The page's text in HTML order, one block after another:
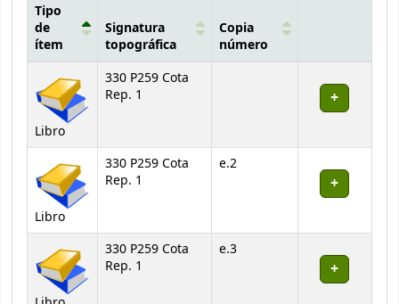
Tipo
de
ítem
Signatura
topográfica
Copia
número
Libro
330 P259 Cota
Rep. 1
Libro
330 P259 Cota
Rep. 1
e.2
330 P259 Cota
Rep. 1
e.3